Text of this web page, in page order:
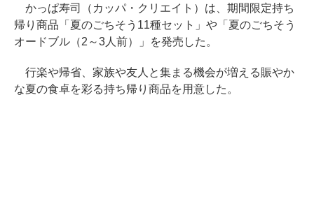
かっぱ寿司（カッパ・クリエイト）は、期間限定持ち
帰り商品「夏のごちそう11種セット」や「夏のごちそう
オードブル（2～3人前）」を発売した。
行楽や帰省、家族や友人と集まる機会が増える賑やか
な夏の食卓を彩る持ち帰り商品を用意した。